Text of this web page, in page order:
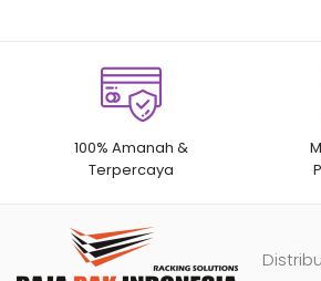
100% Amanah &
Terpercaya